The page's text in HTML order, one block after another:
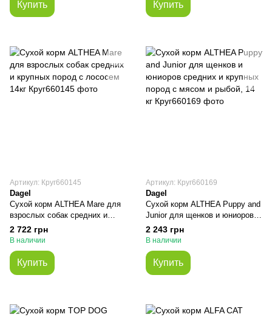
Купить Купить
Артикул: Круг660145
Dagel
Сухой корм ALTHEA Mare для
взрослых собак средних и
крупных пород с лососем 14кг
2 722 грн
В наличии
Купить
Артикул: Круг660169
Dagel
Сухой корм ALTHEA Puppy and
Junior для щенков и юниоров
средних и крупных пород с
мясом и рыбой, 14 кг
2 243 грн
В наличии
Купить